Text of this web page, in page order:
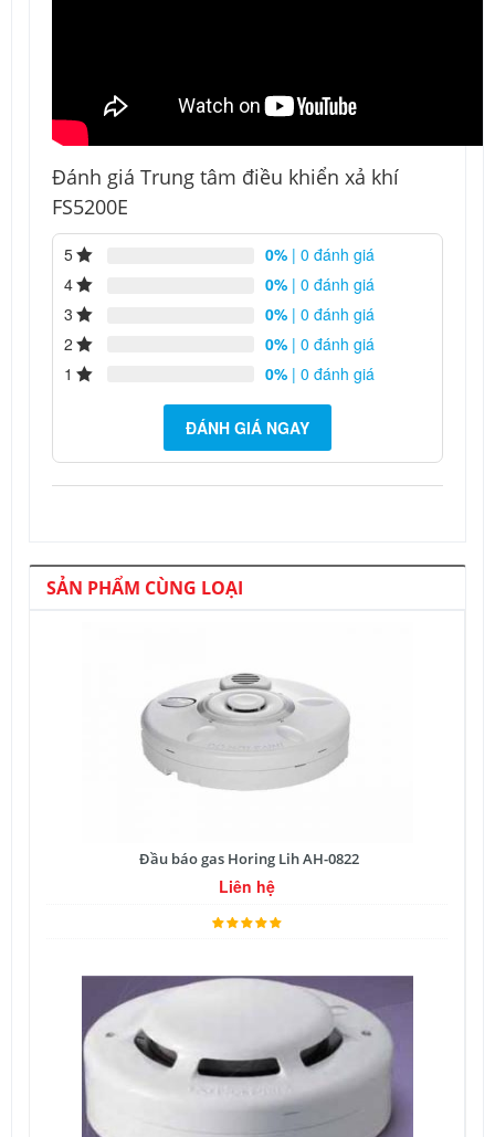
Đánh giá Trung tâm điều khiển xả khí
FS5200E
5 0% | 0 đánh giá
4
0% | 0 đánh giá
3
0% | 0 đánh giá
2
0% | 0 đánh giá
1
0% | 0 đánh giá
ĐÁNH GIÁ NGAY
SẢN PHẨM CÙNG LOẠI
Đầu báo gas Horing Lih AH-0822
Liên hệ